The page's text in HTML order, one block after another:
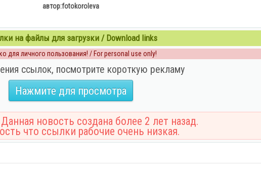
автор:fotokoroleva
на файлы для загрузки / Download links
для личного пользования! / For personal use only!
ссылок, посмотрите короткую рекламу
Нажмите для просмотра
Данная новость создана более 2 лет назад.
что ссылки рабочие очень низкая.